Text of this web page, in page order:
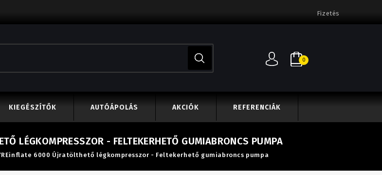
Fizetés
0
KIEGÉSZÍTŐK AUTÓÁPOLÁS AKCIÓK REFERENCIÁK
LÉGKOMPRESSZOR - FELTEKERHETŐ GUMIABRONCS PUMPA
6000 Újratölthető légkompresszor - Feltekerhető gumiabroncs pumpa